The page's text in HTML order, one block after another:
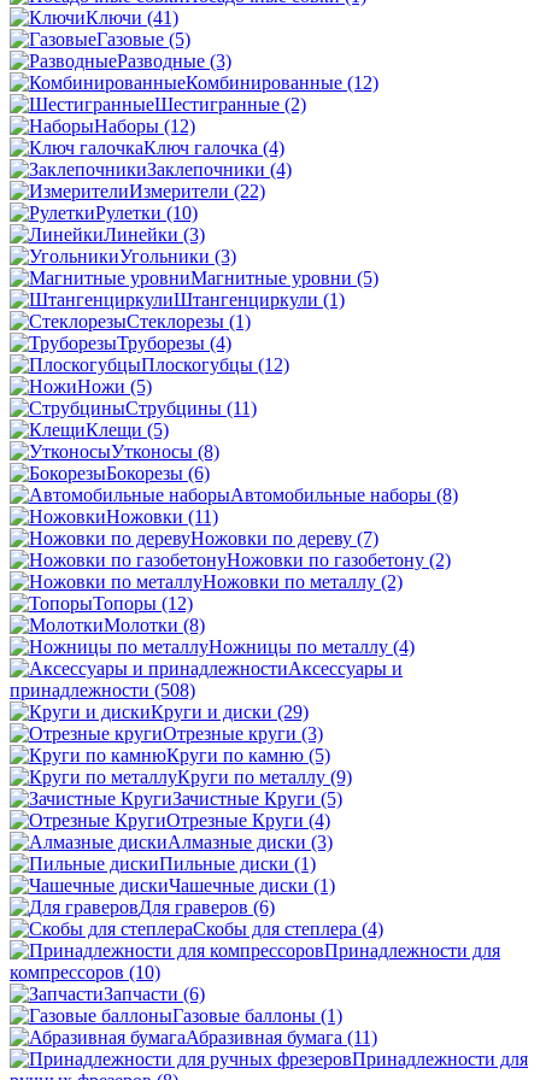
Ключи (41)
Газовые (5)
Разводные (3)
Комбинированные (12)
Шестигранные (2)
Наборы (12)
Ключ галочка (4)
Заклепочники (4)
Измерители (22)
Рулетки (10)
Линейки (3)
Угольники (3)
Магнитные уровни (5)
Штангенциркули (1)
Стеклорезы (1)
Труборезы (4)
Плоскогубцы (12)
Ножи (5)
Струбцины (11)
Клещи (5)
Утконосы (8)
Бокорезы (6)
Автомобильные наборы (8)
Ножовки (11)
Ножовки по дереву (7)
Ножовки по газобетону (2)
Ножовки по металлу (2)
Топоры (12)
Молотки (8)
Ножницы по металлу (4)
Аксессуары и
принадлежности (508)
Круги и диски (29)
Отрезные круги (3)
Круги по камню (5)
Круги по металлу (9)
Зачистные Круги (5)
Отрезные Круги (4)
Алмазные диски (3)
Пильные диски (1)
Чашечные диски (1)
Для граверов (6)
Скобы для степлера (4)
Принадлежности для
компрессоров (10)
Запчасти (6)
Газовые баллоны (1)
Абразивная бумага (11)
Принадлежности для